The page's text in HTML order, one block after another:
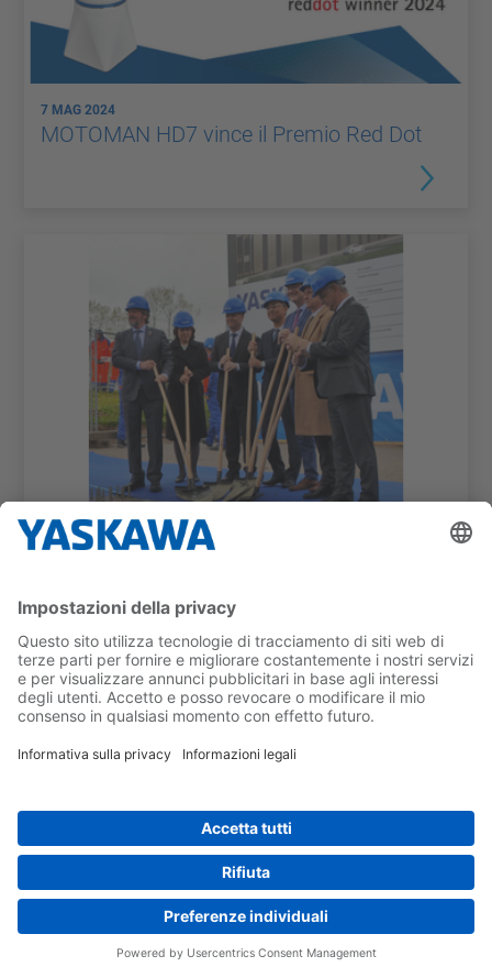
7 MAG 2024
MOTOMAN HD7 vince il Premio Red Dot
Nuovo investimento per Yaskawa in
Slovenia